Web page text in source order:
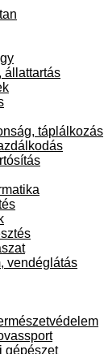
állattartás
táplálkozás
vendéglátás
gépészet